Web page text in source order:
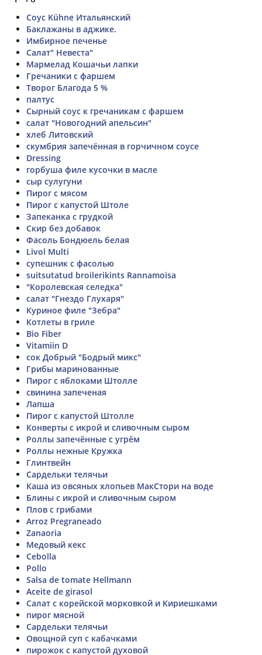
Соус Kühne Итальянский
Баклажаны в аджике.
Имбирное печенье
Салат" Невеста"
Мармелад Кошачьи лапки
Гречаники с фаршем
Творог Благода 5 %
палтус
Сырный соус к гречаникам с фаршем
салат "Новогодний апельсин"
хлеб Литовский
скумбрия запечённая в горчичном соусе
Dressing
горбуша филе кусочки в масле
сыр сулугуни
Пирог с мясом
Пирог с капустой Штоле
Запеканка с грудкой
Скир без добавок
Фасоль Бондюель белая
Livol Multi
супешник с фасолью
suitsutatud broilerikints Rannamoisa
"Королевская селедка"
салат "Гнездо Глухаря"
Куриное филе "Зебра"
Котлеты в гриле
Bio Fiber
Vitamiin D
сок Добрый "Бодрый микс"
Грибы маринованные
Пирог с яблоками Штолле
свинина запеченая
Лапша
Пирог с капустой Штолле
Конверты с икрой и сливочным сыром
Роллы запечённые с угрём
Роллы нежные Кружка
Глинтвейн
Сардельки телячьи
Каша из овсяных хлопьев МакСтори на воде
Блины с икрой и сливочным сыром
Плов с грибами
Arroz Pregraneado
Zanaoria
Медовый кекс
Cebolla
Pollo
Salsa de tomate Hellmann
Aceite de girasol
Салат с корейской морковкой и Кириешками
пирог мясной
Сардельки телячьи
Овощной суп с кабачками
пирожок с капустой духовой